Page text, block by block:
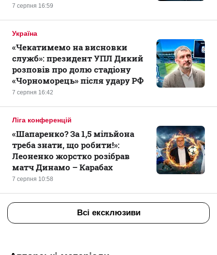
7 серпня 16:59
Україна
7 серпня 16:42
«Чекатимемо на висновки
служб»: президент УПЛ Дикий
розповів про долю стадіону
«Чорноморець» після удару РФ
Ліга конференцій
7 серпня 10:58
«Шапаренко? За 1,5 мільйона
треба знати, що робити!»:
Леоненко жорстко розібрав
матч Динамо – Карабах
Всі ексклюзиви